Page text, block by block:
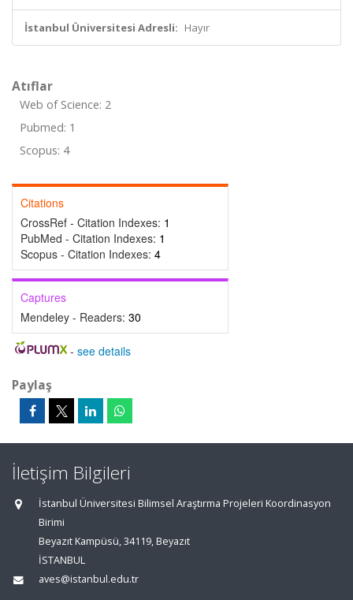
İstanbul Üniversitesi Adresli: Hayır
Atıflar
Web of Science: 2
Pubmed: 1
Scopus: 4
Citations
CrossRef - Citation Indexes: 1
PubMed - Citation Indexes: 1
Scopus - Citation Indexes: 4
Captures
Mendeley - Readers: 30
- see details
Paylaş
İletişim Bilgileri
İstanbul Üniversitesi Bilimsel Araştırma Projeleri Koordinasyon
Birimi
Beyazıt Kampüsü, 34119, Beyazıt
İSTANBUL
aves@istanbul.edu.tr